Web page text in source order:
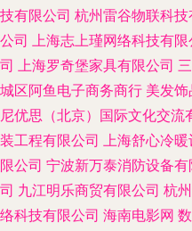
技有限公司 杭州雷谷物联科技
公司 上海志上瑾网络科技有限
司 上海罗奇堡家具有限公司
城区阿鱼电子商务商行 美发饰
尼优思（北京）国际文化交流
装工程有限公司 上海舒心冷
限公司 宁波新万泰消防设备有
司 九江明乐商贸有限公司 杭
络科技有限公司 海南电影网